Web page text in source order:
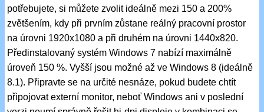
potřebujete, si můžete zvolit ideálně mezi 150 a 200%
zvětšením, kdy při prvním zůstane reálný pracovní prostor
na úrovni 1920x1080 a při druhém na úrovni 1440x820.
Předinstalovaný systém Windows 7 nabízí maximálně
úroveň 150 %. Vyšší jsou možné až ve Windows 8 (ideálně
8.1). Připravte se na určité nesnáze, pokud budete chtít
připojovat externí monitor, neboť Windows ani v poslední